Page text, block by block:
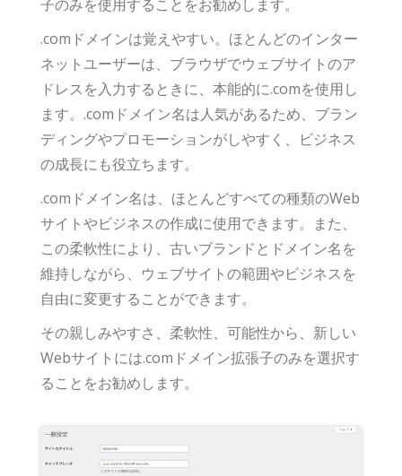
子のみを使用することをお勧めします。
.comドメインは覚えやすい。ほとんどのインター
ネットユーザーは、ブラウザでウェブサイトのア
ドレスを入力するときに、本能的に.comを使用し
ます。.comドメイン名は人気があるため、ブラン
ディングやプロモーションがしやすく、ビジネス
の成長にも役立ちます。
.comドメイン名は、ほとんどすべての種類のWeb
サイトやビジネスの作成に使用できます。また、
この柔軟性により、古いブランドとドメイン名を
維持しながら、ウェブサイトの範囲やビジネスを
自由に変更することができます。
その親しみやすさ、柔軟性、可能性から、新しい
Webサイトには.comドメイン拡張子のみを選択す
ることをお勧めします。